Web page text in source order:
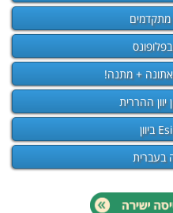
מתקדמים
+ מתנה!
ההררית
בעברית